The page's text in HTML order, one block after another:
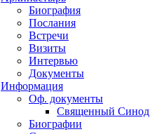
Биография
Послания
Встречи
Визиты
Интервью
Документы
Информация
Оф. документы
Священный Синод
Биографии